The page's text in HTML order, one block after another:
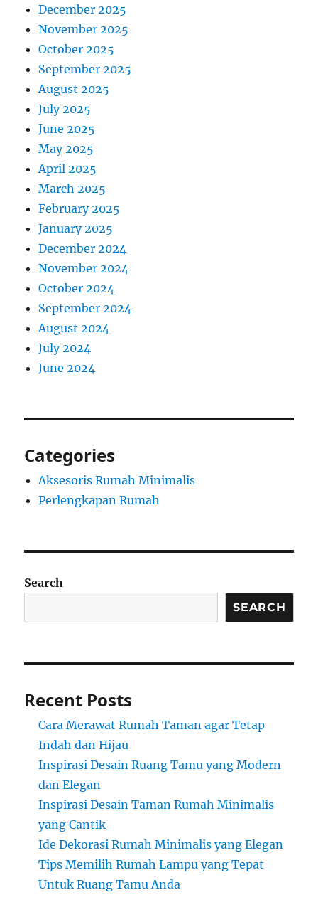
December 2025
November 2025
October 2025
September 2025
August 2025
July 2025
June 2025
May 2025
April 2025
March 2025
February 2025
January 2025
December 2024
November 2024
October 2024
September 2024
August 2024
July 2024
June 2024
Categories
Aksesoris Rumah Minimalis
Perlengkapan Rumah
Search
SEARCH
Recent Posts
Cara Merawat Rumah Taman agar Tetap
Indah dan Hijau
Inspirasi Desain Ruang Tamu yang Modern
dan Elegan
Inspirasi Desain Taman Rumah Minimalis
yang Cantik
Ide Dekorasi Rumah Minimalis yang Elegan
Tips Memilih Rumah Lampu yang Tepat
Untuk Ruang Tamu Anda